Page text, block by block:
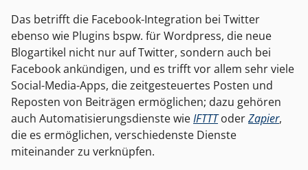
Das betrifft die Facebook-Integration bei Twitter
ebenso wie Plugins bspw. für Wordpress, die neue
Blogartikel nicht nur auf Twitter, sondern auch bei
Facebook ankündigen, und es trifft vor allem sehr viele
Social-Media-Apps, die zeitgesteuertes Posten und
Reposten von Beiträgen ermöglichen; dazu gehören
auch Automatisierungsdienste wieIFTTToderZapier,
die es ermöglichen, verschiedenste Dienste
miteinander zu verknüpfen.